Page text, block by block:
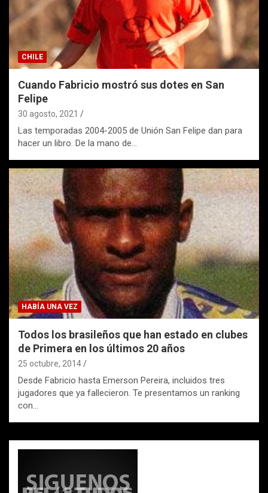
CHILE
Cuando Fabricio mostró sus dotes en San
Felipe
30 agosto, 2021
Las temporadas 2004-2005 de Unión San Felipe dan para
hacer un libro. De la mano de…
HABÍA UNA VEZ
Todos los brasileños que han estado en clubes
de Primera en los últimos 20 años
25 octubre, 2014
Desde Fabricio hasta Emerson Pereira, incluidos tres
jugadores que ya fallecieron. Te presentamos un ranking
con…